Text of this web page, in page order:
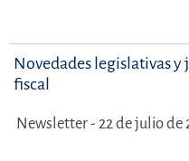
Novedades legislativas y
fiscal
Newsletter - 22 de julio de